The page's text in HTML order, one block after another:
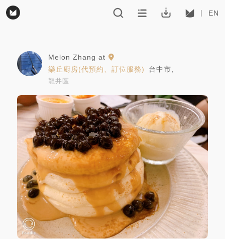
EN
Melon Zhang at
樂丘廚房(代預約、訂位服務)
台中市
龍井區